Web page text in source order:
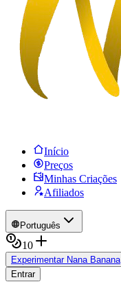
Início
Preços
Minhas Criações
Afiliados
Português
10
Experimentar Nana Banana
Entrar